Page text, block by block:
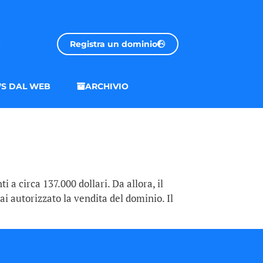
Registra un dominio
DAL WEB ARCHIVIO
a circa 137.000 dollari. Da allora, il
autorizzato la vendita del dominio. Il